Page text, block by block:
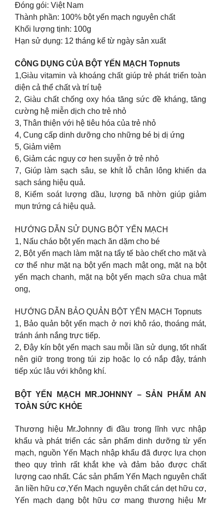
Đóng gói: Việt Nam
Thành phần: 100% bột yến mạch nguyên chất
Khối lượng tịnh: 100g
Hạn sử dụng: 12 tháng kể từ ngày sản xuất
CÔNG DỤNG CỦA BỘT YẾN MẠCH Topnuts
1,Giàu vitamin và khoáng chất giúp trẻ phát triển toàn
diện cả thể chất và trí tuệ
2, Giàu chất chống oxy hóa tăng sức đề kháng, tăng
cường hệ miễn dịch cho trẻ nhỏ
3, Thân thiện với hệ tiêu hóa của trẻ nhỏ
4, Cung cấp dinh dưỡng cho những bé bị dị ứng
5, Giảm viêm
6, Giảm các nguy cơ hen suyễn ở trẻ nhỏ
7, Giúp làm sạch sâu, se khít lỗ chân lông khiến da
sạch sáng hiệu quả.
8, Kiểm soát lượng dầu, lượng bã nhờn giúp giảm
mụn trứng cá hiệu quả.
HƯỚNG DẪN SỬ DỤNG BỘT YẾN MẠCH
1, Nấu cháo bột yến mạch ăn dặm cho bé
2, Bột yến mạch làm mặt nạ tẩy tế bào chết cho mặt và
cơ thể như mặt nạ bột yến mạch mật ong, mặt nạ bột
yến mạch chanh, mặt nạ bột yến mạch sữa chua mật
ong,
HƯỚNG DẪN BẢO QUẢN BỘT YẾN MẠCH Topnuts
1, Bảo quản bột yến mạch ở nơi khô ráo, thoáng mát,
tránh ánh nắng trực tiếp.
2, Đậy kín bột yến mạch sau mỗi lần sử dụng, tốt nhất
nên giữ trong trong túi zip hoặc lọ có nắp đậy, tránh
tiếp xúc lâu với không khí.
BỘT YẾN MẠCH MR.JOHNNY – SẢN PHẨM AN
TOÀN SỨC KHỎE
Thương hiệu Mr.Johnny đi đầu trong lĩnh vực nhập
khẩu và phát triển các sản phẩm dinh dưỡng từ yến
mạch, nguồn Yến Mạch nhập khẩu đã được lựa chọn
theo quy trình rất khắt khe và đảm bảo được chất
lượng cao nhất. Các sản phẩm Yến Mạch nguyên chất
ăn liền hữu cơ,Yến Mạch nguyên chất cán dẹt hữu cơ,
Yến mạch dạng bột hữu cơ mang thương hiệu Mr